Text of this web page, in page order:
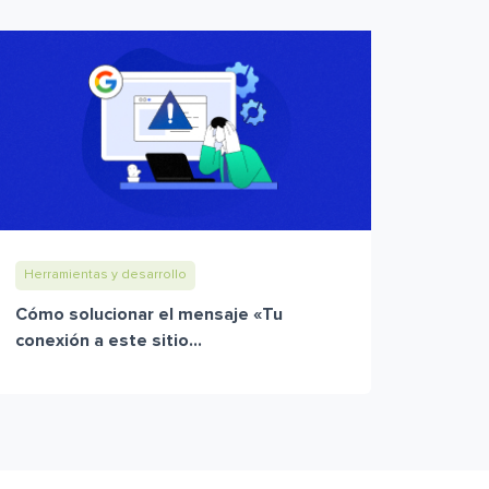
Herramientas y desarrollo
Cómo solucionar el mensaje «Tu
conexión a este sitio...